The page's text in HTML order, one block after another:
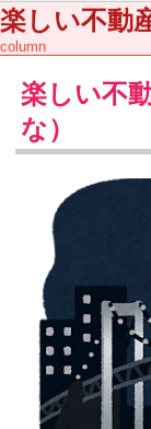
楽しい不動
column
楽しい不
な）